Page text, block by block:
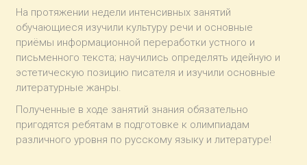
На протяжении недели интенсивных занятий
обучающиеся изучили культуру речи и основные
приёмы информационной переработки устного и
письменного текста; научились определять идейную и
эстетическую позицию писателя и изучили основные
литературные жанры.
Полученные в ходе занятий знания обязательно
пригодятся ребятам в подготовке к олимпиадам
различного уровня по русскому языку и литературе!